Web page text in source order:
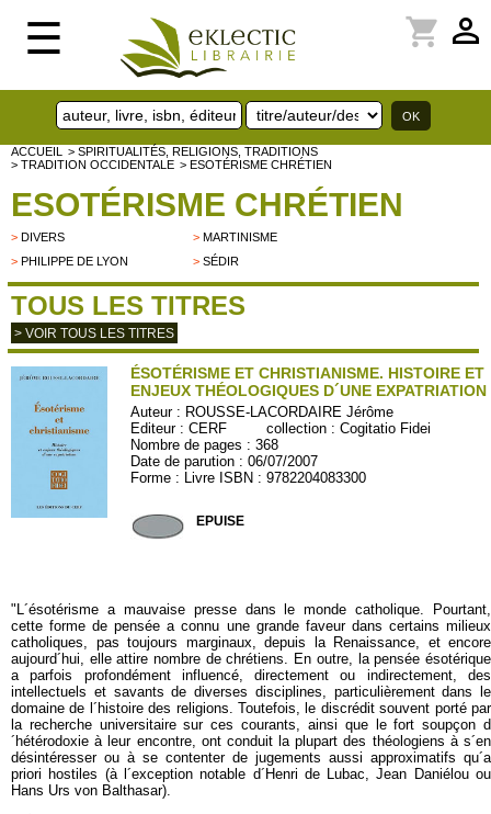
☰ perm_identity
shopping_cart
ACCUEIL
> SPIRITUALITÉS, RELIGIONS, TRADITIONS
> TRADITION OCCIDENTALE > ESOTÉRISME CHRÉTIEN
ESOTÉRISME CHRÉTIEN
> DIVERS >MARTINISME
> PHILIPPE DE LYON >SÉDIR
TOUS LES TITRES
> VOIR TOUS LES TITRES
ÉSOTÉRISME ET CHRISTIANISME. HISTOIRE ET
ENJEUX THÉOLOGIQUES D´UNE EXPATRIATION
Auteur : ROUSSE-LACORDAIRE Jérôme
Editeur :CERF collection :Cogitatio Fidei
Nombre de pages : 368
Date de parution : 06/07/2007
Forme : Livre ISBN : 9782204083300
EPUISE
"L´ésotérisme a mauvaise presse dans le monde catholique. Pourtant,
cette forme de pensée a connu une grande faveur dans certains milieux
catholiques, pas toujours marginaux, depuis la Renaissance, et encore
aujourd´hui, elle attire nombre de chrétiens. En outre, la pensée ésotérique
a parfois profondément influencé, directement ou indirectement, des
intellectuels et savants de diverses disciplines, particulièrement dans le
domaine de l´histoire des religions. Toutefois, le discrédit souvent porté par
la recherche universitaire sur ces courants, ainsi que le fort soupçon d
´hétérodoxie à leur encontre, ont conduit la plupart des théologiens à s´en
désintéresser ou à se contenter de jugements aussi approximatifs qu´a
priori hostiles (à l´exception notable d´Henri de Lubac, Jean Daniélou ou
Hans Urs von Balthasar).